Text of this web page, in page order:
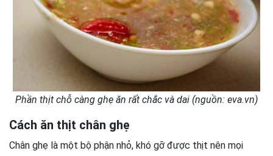
Phần thịt chỗ càng ghẹ ăn rất chắc và dai (nguồn: eva.vn)
Cách ăn thịt chân ghẹ
Chân ghẹ là một bộ phận nhỏ, khó gỡ được thịt nên mọi